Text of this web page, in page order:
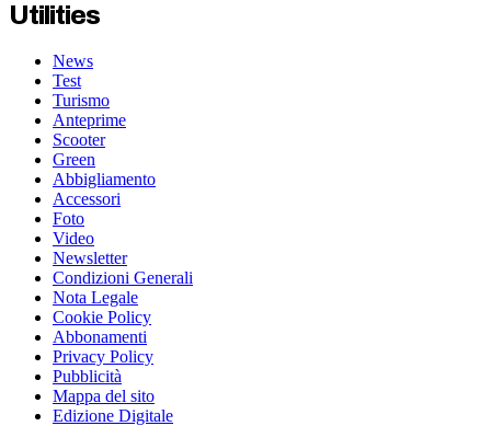
Utilities
News
Test
Turismo
Anteprime
Scooter
Green
Abbigliamento
Accessori
Foto
Video
Newsletter
Condizioni Generali
Nota Legale
Cookie Policy
Abbonamenti
Privacy Policy
Pubblicità
Mappa del sito
Edizione Digitale